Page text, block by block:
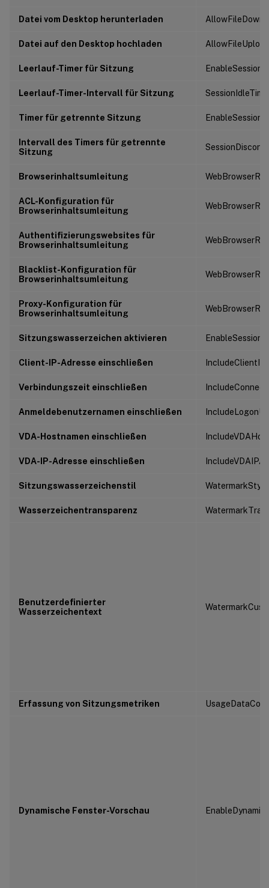
Datei vom Desktop herunterladen
Datei auf den Desktop hochladen AllowFileUpload
Leerlauf-Timer für Sitzung
Leerlauf-Timer-Intervall für Sitzung
Timer für getrennte Sitzung
Intervall des Timers für getrennte
Sitzung
Browserinhaltsumleitung
ACL-Konfiguration für
Browserinhaltsumleitung
Authentifizierungswebsites für
Browserinhaltsumleitung
Blacklist-Konfiguration für
Browserinhaltsumleitung
Proxy-Konfiguration für
Browserinhaltsumleitung
Sitzungswasserzeichen aktivieren
Client-IP-Adresse einschließen
Verbindungszeit einschließen
Anmeldebenutzernamen einschließen
VDA-Hostnamen einschließen
VDA-IP-Adresse einschließen
Sitzungswasserzeichenstil WatermarkStyle
Wasserzeichentransparenz
Benutzerdefinierter
Wasserzeichentext
Erfassung von Sitzungsmetriken
Dynamische Fenster-Vorschau